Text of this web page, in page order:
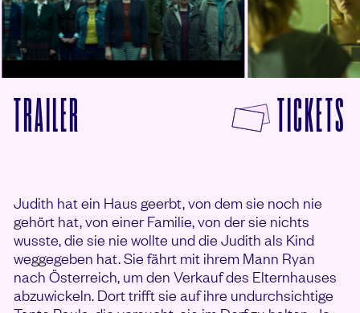
TRAILER
TICKETS
Judith hat ein Haus geerbt, von dem sie noch nie
gehört hat, von einer Familie, von der sie nichts
wusste, die sie nie wollte und die Judith als Kind
weggegeben hat. Sie fährt mit ihrem Mann Ryan
nach Österreich, um den Verkauf des Elternhauses
abzuwickeln. Dort trifft sie auf ihre undurchsichtige